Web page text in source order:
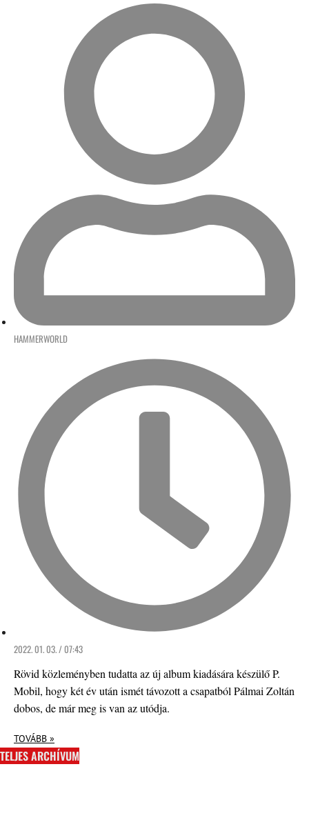
HAMMERWORLD
2022. 01. 03. / 07:43
Rövid közleményben tudatta az új album kiadására készülő P.
Mobil, hogy két év után ismét távozott a csapatból Pálmai Zoltán
dobos, de már meg is van az utódja.
TOVÁBB »
TELJES ARCHÍVUM